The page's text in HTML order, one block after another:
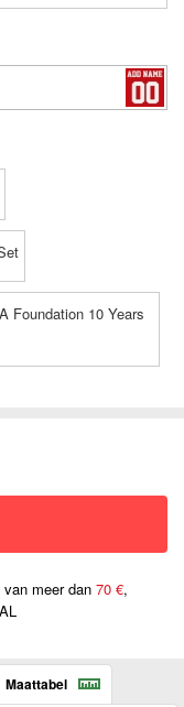
Foundation 10 Years
meer dan 70 €,
Maattabel